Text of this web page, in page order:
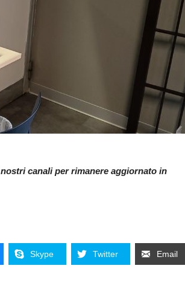
canali per rimanere aggiornato in
Skype Twitter Email